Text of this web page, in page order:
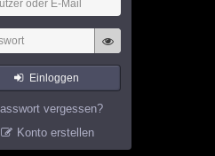
Einloggen
vergessen?
Konto erstellen